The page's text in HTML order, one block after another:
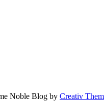
Noble Blog by Creativ